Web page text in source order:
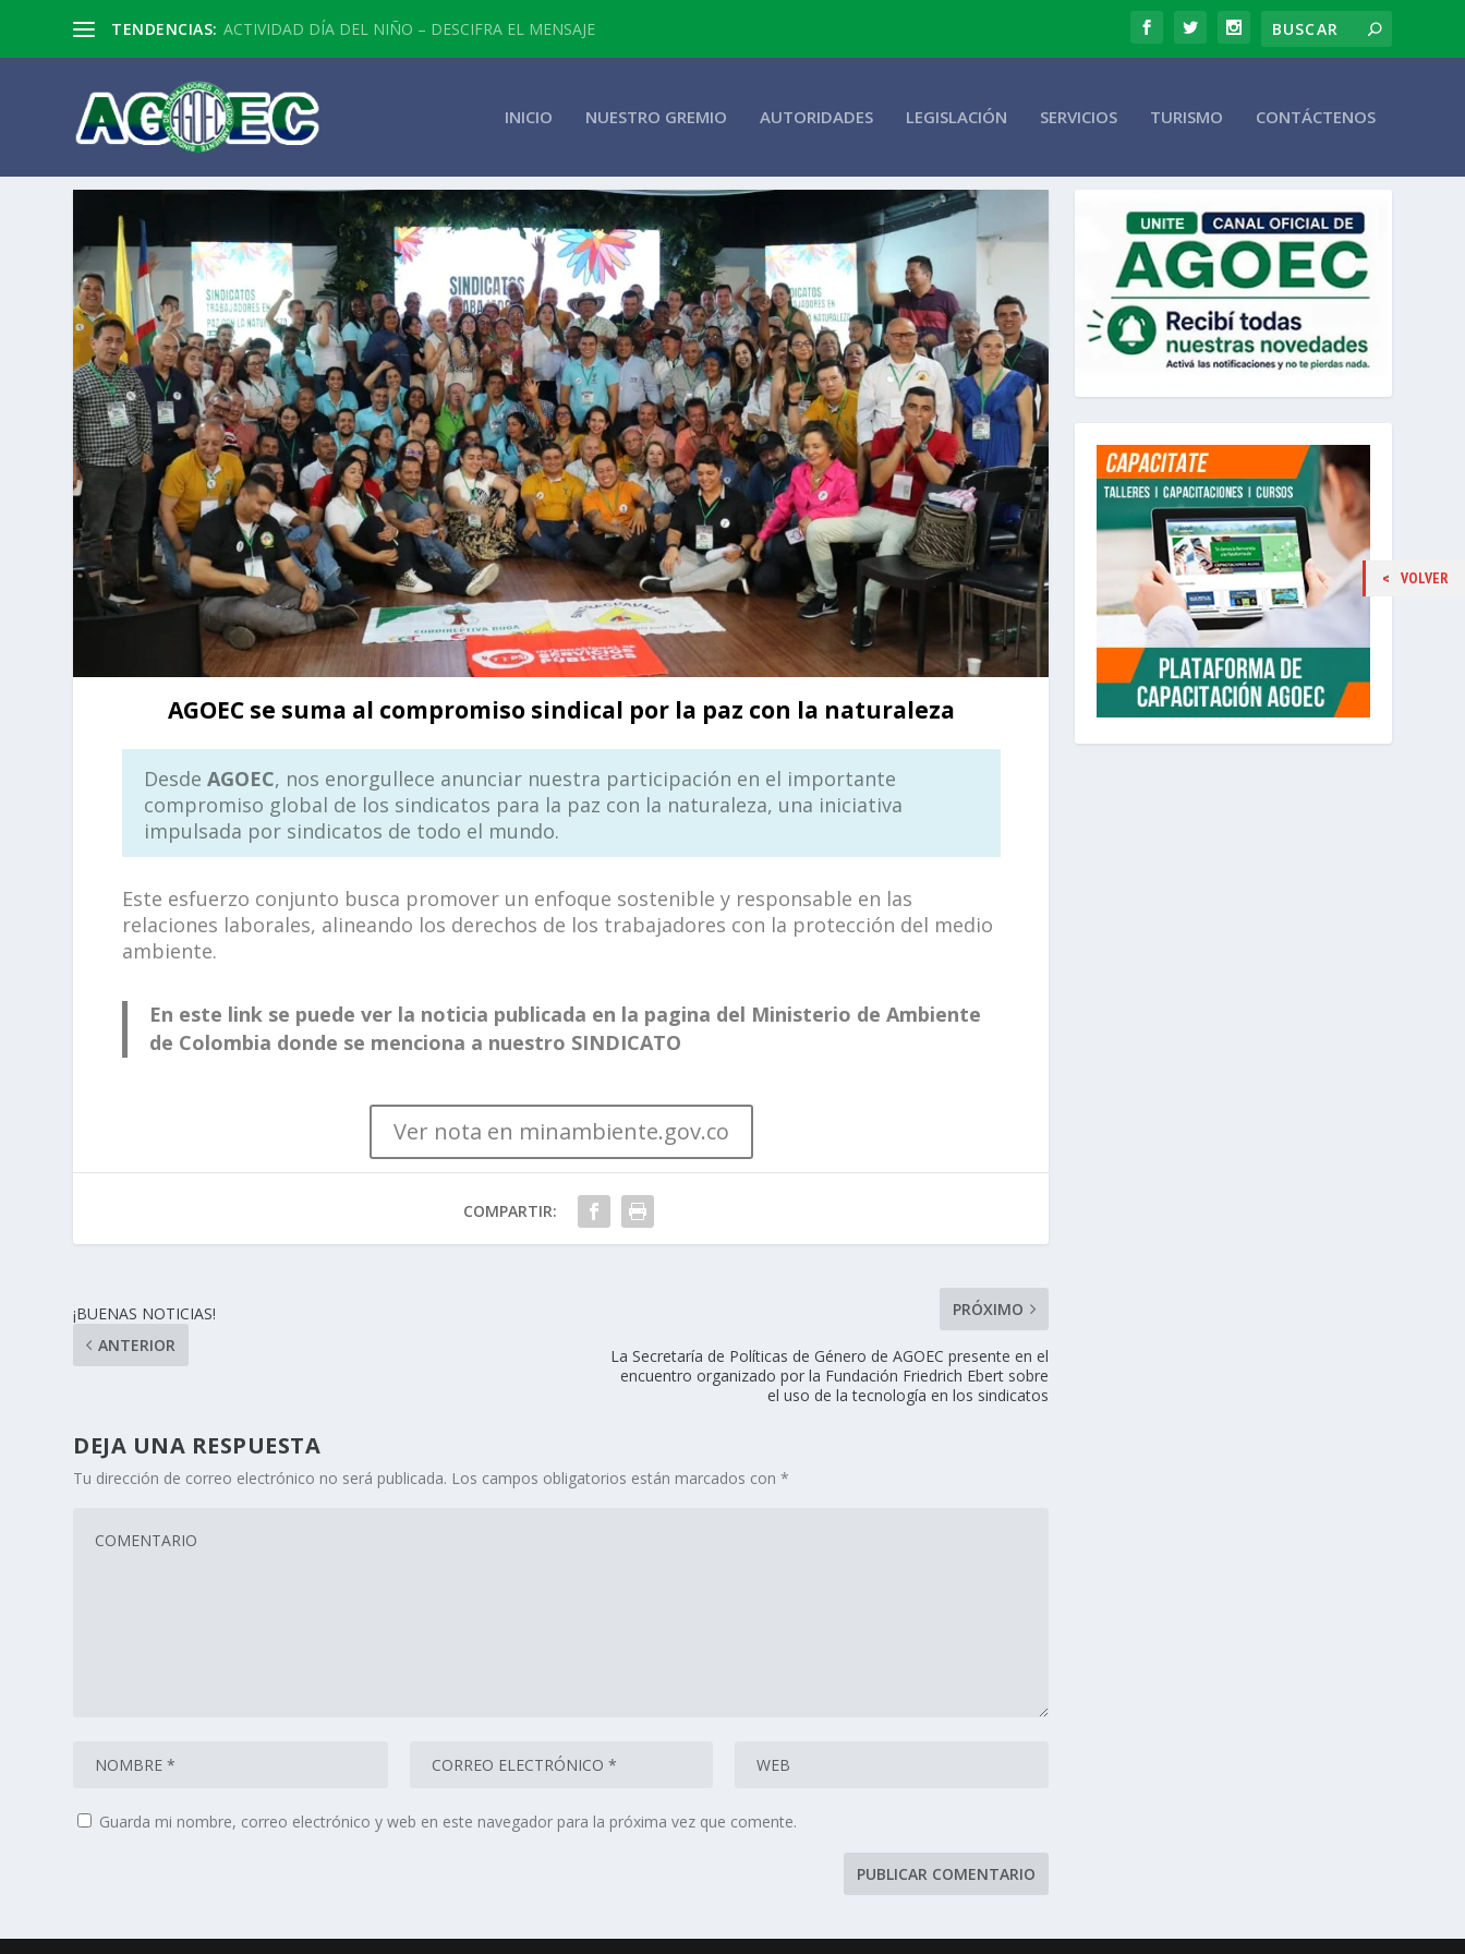
TENDENCIAS: ACTIVIDAD DÍA DEL NIÑO – DESCIFRA EL MENSAJE
INICIO NUESTRO GREMIO AUTORIDADES LEGISLACIÓN SERVICIOS TURISMO CONTÁCTENOS
AGOEC se suma al compromiso sindical por la paz con la naturaleza
Desde AGOEC, nos enorgullece anunciar nuestra participación en el importante
compromiso global de los sindicatos para la paz con la naturaleza, una iniciativa
impulsada por sindicatos de todo el mundo.
Este esfuerzo conjunto busca promover un enfoque sostenible y responsable en las
relaciones laborales, alineando los derechos de los trabajadores con la protección del medio
ambiente.
En este link se puede ver la noticia publicada en la pagina del Ministerio de Ambiente
de Colombia donde se menciona a nuestro SINDICATO
Ver nota en minambiente.gov.co
COMPARTIR:
¡BUENAS NOTICIAS!
ANTERIOR
PRÓXIMO
La Secretaría de Políticas de Género de AGOEC presente en el
encuentro organizado por la Fundación Friedrich Ebert sobre
el uso de la tecnología en los sindicatos
DEJA UNA RESPUESTA
Tu dirección de correo electrónico no será publicada. Los campos obligatorios están marcados con*
Guarda mi nombre, correo electrónico y web en este navegador para la próxima vez que comente.
VOLVER